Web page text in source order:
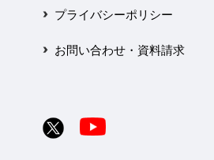
プライバシーポリシー
お問い合わせ・資料請求